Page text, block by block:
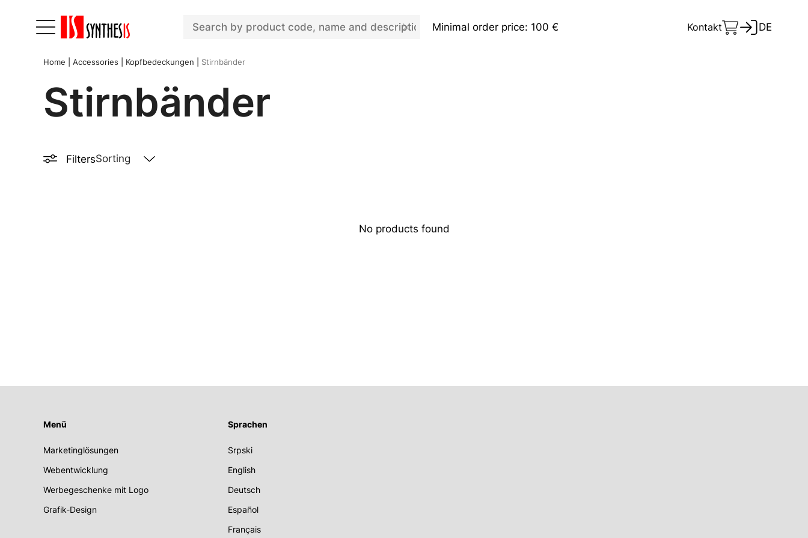
Minimal order price: 100 € Kontakt DE
Home Accessories Kopfbedeckungen Stirnbänder
Stirnbänder
Filters
No products found
Menü
Marketinglösungen
Webentwicklung
Werbegeschenke mit Logo
Grafik-Design
Sprachen
Srpski
English
Deutsch
Español
Français